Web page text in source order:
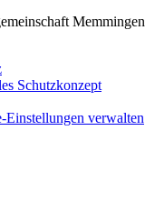
Memmingen
Schutzkonzept
Einstellungen verwalten